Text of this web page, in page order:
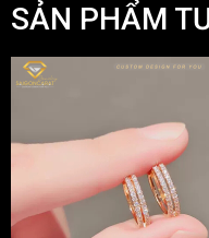
SẢN PHẨM